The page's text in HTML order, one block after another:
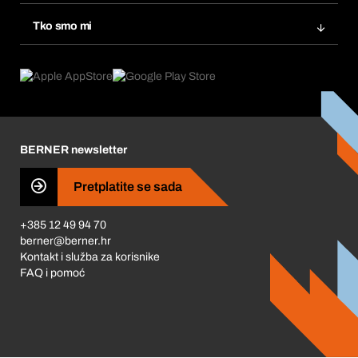
Ponovno naručivanje
Pretplate
Tražitelji proizvoda
Tko smo mi
Što nas pokreće
Business Conduct
BERNER newsletter
Pretplatite se sada
+385 12 49 94 70
berner@berner.hr
Kontakt i služba za korisnike
FAQ i pomoć